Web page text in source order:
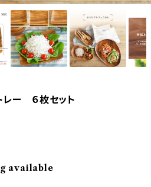
レー ６枚セット
available